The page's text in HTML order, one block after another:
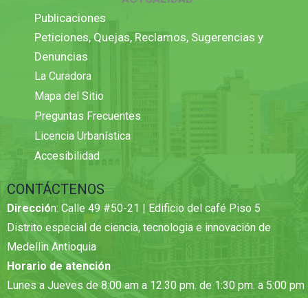
Publicaciones
Peticiones, Quejas, Reclamos, Sugerencias y
Denuncias
La Curadora
Mapa del Sitio
Preguntas Frecuentes
Licencia Urbanística
Accesibilidad
CONTÁCTENOS
Dirección: Calle 49 #50-21 | Edificio del café Piso 5
Distrito especial de ciencia, tecnologia e innovación de
Medellin Antioquia
Horario de atención
Lunes a Jueves de 8:00 am a 12.30 pm. de 1:30 pm. a 5:00 pm